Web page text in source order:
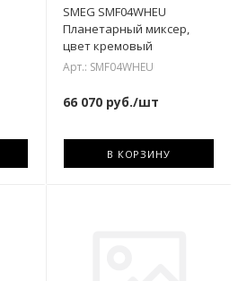
SMEG SMF04WHEU
Планетарный миксер,
цвет кремовый
Арт.: SMF04WHEU
66 070руб./шт
В КОРЗИНУ